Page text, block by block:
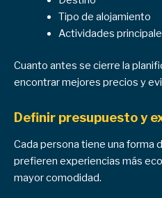
Tipo de alojamiento
Actividades
Cuanto antes se cierre la
encontrar mejores precios y
Definir presupuesto y
Cada persona tiene una forma
prefieren experiencias más
mayor comodidad.